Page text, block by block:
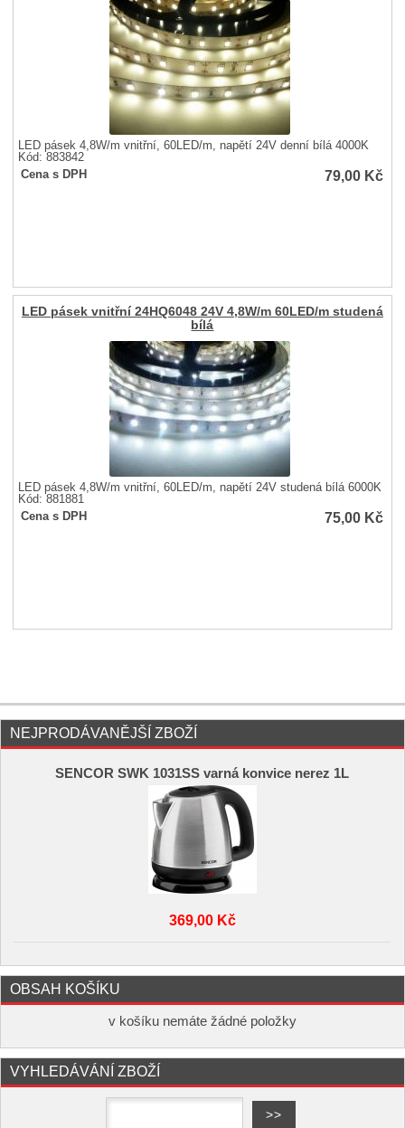
LED pásek 4,8W/m vnitřní, 60LED/m, napětí 24V denní bílá 4000K
Kód: 883842
Cena s DPH
79,00 Kč
LED pásek vnitřní 24HQ6048 24V 4,8W/m 60LED/m studená
bílá
LED pásek 4,8W/m vnitřní, 60LED/m, napětí 24V studená bílá 6000K
Kód: 881881
Cena s DPH
75,00 Kč
NEJPRODÁVANĚJŠÍ ZBOŽÍ
SENCOR SWK 1031SS varná konvice nerez 1L
369,00 Kč
OBSAH KOŠÍKU
v košíku nemáte žádné položky
VYHLEDÁVÁNÍ ZBOŽÍ